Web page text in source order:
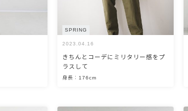
SPRING
2023.04.16
きちんとコーデにミリタリー感をプ
ラスして
身長：176cm